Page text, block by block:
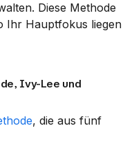
Diese Methode
Ihr Hauptfokus liegen
Ivy-Lee und
, die aus fünf